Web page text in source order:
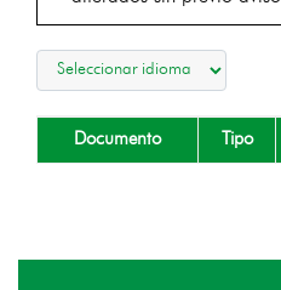
Documento Tipo